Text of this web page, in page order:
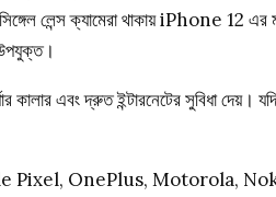
লেন্স ক্যামেরা থাকায় iPhone 12
এবং দ্রুত ইন্টারনেটের সুবিধা দেয়।
Pixel, OnePlus, Motorola, Nokia